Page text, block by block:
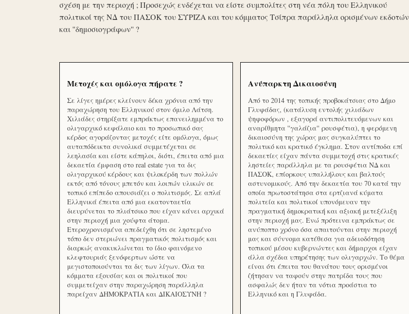
σχέση με την περιοχή ; Προσεχώς ενδέχεται να είστε συμπολίτες στη νέα πόλη του Ελληνικού
πολιτικοί της ΝΔ του ΠΑΣΟΚ του ΣΥΡΙΖΑ και του κόμματος Τσίπρα παράλληλα ορισμένων εκδοτών
και ''δημοσιογράφων'' ?
Μετοχές και ομόλογα πήρατε ?
Σε λίγες ημέρες κλείνουν δέκα χρόνια από την
παραχώρηση του Ελληνικού στον όμιλο Λάτση.
Χιλιάδες στηρίξατε εμπράκτως επανειλημμένα το
ολιγαρχικό κεφάλαιο και το προσωπικό σας
κέρδος αγοράζοντας μετοχές είτε ομόλογα, όμως
αυταπόδεικτα συνολικά συμμετέχεται σε
λεηλασία και είστε κάπηλοι, διότι, έπειτα από μια
δεκαετία έμφαση στο real estate για τα δις
ολιγαρχικού κέρδους και ψιλοκέρδη των πολλών
εκτός από τόνους μπετόν και λοιπών υλικών σε
τοπικό επίπεδο απουσιάζει ο πολιτισμός. Σε απλά
Ελληνικά έπειτα από μια εκατονταετία
διευρύνεται το πλιάτσικο που είχαν κάνει αρχικά
στην περιοχή μια χούφτα άτομα.
Ετεροχρονισμένα απεδείχθη ότι σε ληστεμένο
τόπο δεν στεριώνει πραγματικός πολιτισμός και
διαρκώς ανακυκλώνεται το ίδιο φαινόμενο
κλεφτουριάς ξενόφερτων ώστε να
μεγιστοποιούνται τα δις των λίγων. Όλα τα
κόμματα εξουσίας και οι πολιτικοί που
συμμετείχαν στην παραχώρηση παράλληλα
παρείχαν ΔΗΜΟΚΡΑΤΙΑ και ΔΙΚΑΙΟΣΥΝΗ ?
Ανύπαρκτη Δικαιοσύνη
Από το 2014 της τοπικής προβοκάτσιας στο Δήμο
Γλυφάδας, (κατάλυση εντολής χιλιάδων
ψηφοφόρων , εξαγορά αντιπολιτευόμενων και
αναρίθμητα ''γαλάζια'' ρουσφέτια), η φερόμενη
δικαιοσύνη της χώρας μας συγκαλύπτει το
πολιτικό και κρατικό έγκλημα. Στον αντίποδα επί
δεκαετίες είχαν πάντα συμμετοχή στις κρατικές
ληστείες παράλληλα με τα ρουσφέτια ΝΔ και
ΠΑΣΟΚ, επίορκους υπαλλήλους και βαλτούς
αστυνομικούς. Από την δεκαετία του 70 κατά την
οποία πρωτοστάτησα στα ερτζιανά κύματα
πολιτεία και πολιτικοί υπονόμευαν την
πραγματική δημοκρατική και αξιακή μετεξέλιξη
στην περιοχή μας. Ενώ πρότεινα εμπράκτως σε
ανύποπτο χρόνο όσα απαιτούνται στην περιοχή
μας και σύννομα κατέθεσα για αδειοδότηση
τοπικού μέσου κυβερνώντες και δήμαρχοι είχαν
άλλα σχέδια υπηρέτησης των ολιγαρχών. Το θέμα
είναι ότι έπειτα του θανάτου τους ορισμένοι
ζήτησαν να ταφούν στην πατρίδα τους που
ασφαλώς δεν ήταν τα νότια προάστια το
Ελληνικό και η Γλυφάδα.